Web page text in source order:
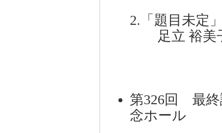
2.「題目未定
足立 裕美子
第326回 最
念ホール